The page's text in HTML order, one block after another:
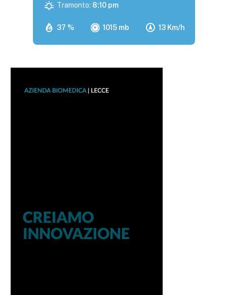
37 % 1015 mb 13 Km/h
Tramonto: 8:10 pm